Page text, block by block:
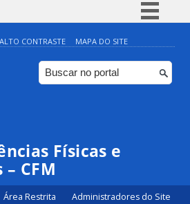
Simplifique!
Comunica BR
Participe
Canais
ALTO CONTRASTE MAPA DO SITE
Físicas e
CFM
Área Restrita Administradores do Site